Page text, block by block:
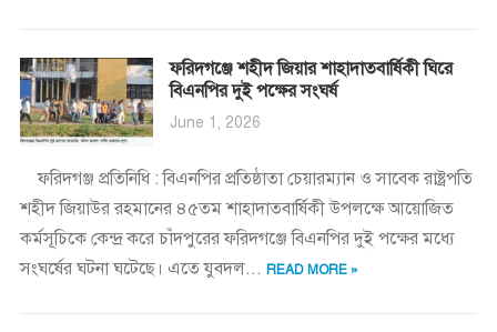
ফরিদগঞ্জে শহীদ জিয়ার শাহাদাতবার্ষিকী ঘিরে
বিএনপির দুই পক্ষের সংঘর্ষ
June 1, 2026
ফরিদগঞ্জ প্রতিনিধি : বিএনপির প্রতিষ্ঠাতা চেয়ারম্যান ও সাবেক রাষ্ট্রপতি
শহীদ জিয়াউর রহমানের ৪৫তম শাহাদাতবার্ষিকী উপলক্ষে আয়োজিত
কর্মসূচিকে কেন্দ্র করে চাঁদপুরের ফরিদগঞ্জে বিএনপির দুই পক্ষের মধ্যে
সংঘর্ষের ঘটনা ঘটেছে। এতে যুবদল... READ MORE »